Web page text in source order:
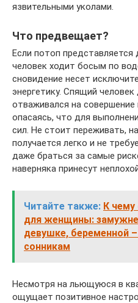
язвительными уколами.
Что предвещает?
Если потоп
человек ходит босым по
сновидение несет
энергетику. Спящий человек
отваживался на совершение
опасаясь, что для
сил. Не стоит переживать,
получается легко и не
даже браться за самые
наверняка принесут
Читайте также: К чему
для женщины:
девушке, беременной
сонникам
Несмотря на льющуюся в
ощущает позитивное